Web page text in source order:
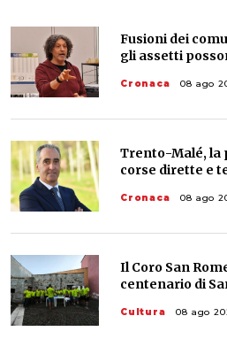
Fusioni dei
gli assetti
Cronaca 08 ago
Trento-Malé, la
corse dirette e
Cronaca 08 ago
Il Coro San
centenario di
Cultura 08 ago